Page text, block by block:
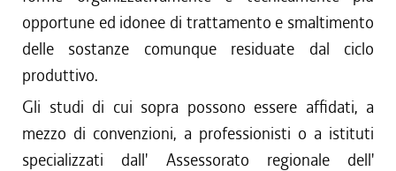
opportune ed idonee di trattamento e smaltimento
delle sostanze comunque residuate dal ciclo
produttivo.
Gli studi di cui sopra possono essere affidati, a
mezzo di convenzioni, a professionisti o a istituti
specializzati dall' Assessorato regionale dell'